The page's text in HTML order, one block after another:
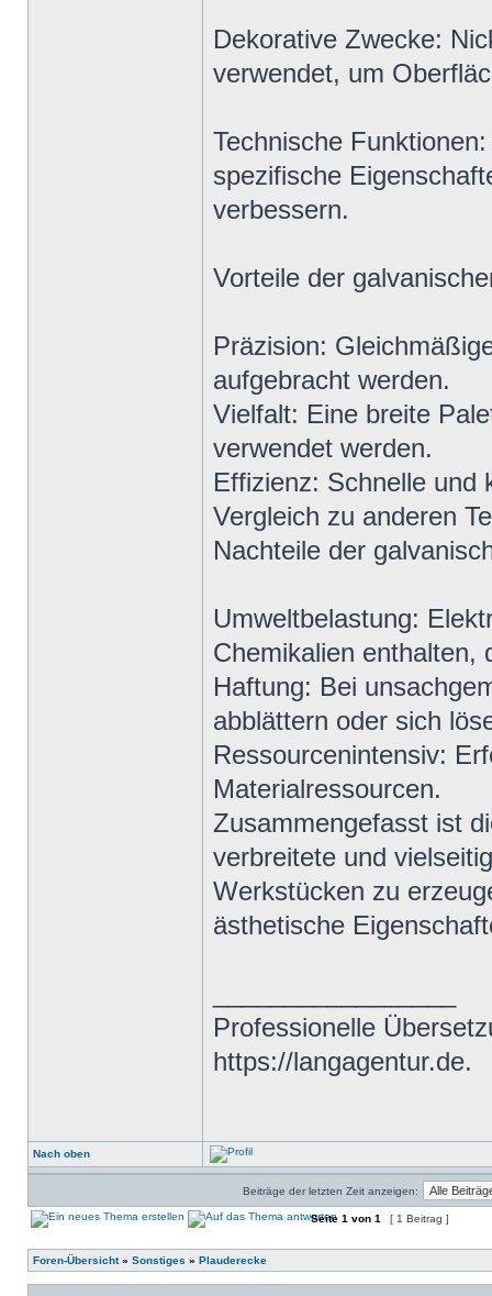
Dekorative Zwecke:
verwendet, um
Technische
spezifische
verbessern.
Vorteile der
Präzision:
aufgebracht werden.
Vielfalt: Eine breite
verwendet werden.
Effizienz: Schnelle und
Vergleich zu anderen
Nachteile der
Umweltbelastung:
Chemikalien enthalten,
Haftung: Bei
abblättern oder sich
Ressourcenintensiv:
Materialressourcen.
Zusammengefasst ist
verbreitete und
Werkstücken zu
ästhetische
Professionelle
https://langagentur.de.
Nach oben
Beiträge der letzten Zeit anzeigen:
Seite 1 von 1 [ 1 Beitrag ]
Foren-Übersicht» Sonstiges » Plauderecke